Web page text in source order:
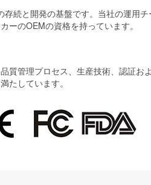
続と開発の基盤です。当社の運用
ーのOEMの資格を持っています。
質管理プロセス、生産技術、認証
たしています。